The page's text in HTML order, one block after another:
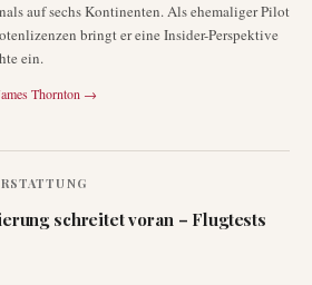
auf sechs Kontinenten. Als ehemaliger Pilot
bringt er eine Insider-Perspektive
ein.
Thornton →
schreitet voran – Flugtests